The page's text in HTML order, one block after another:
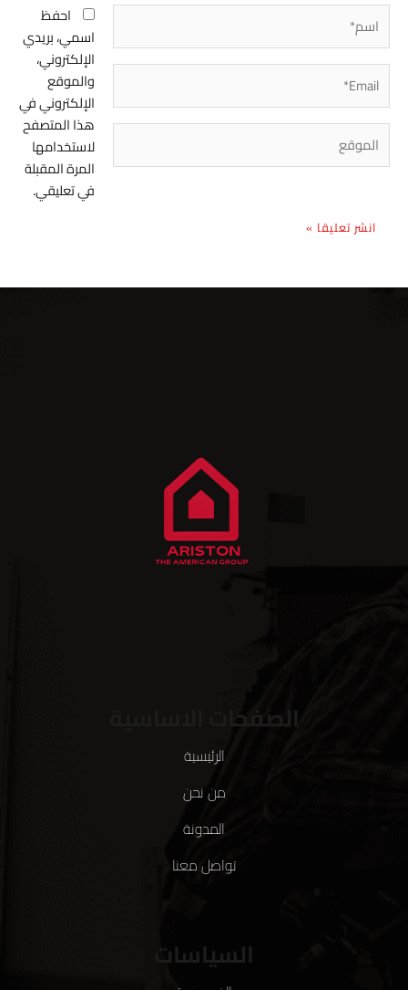
اسم*
احفظ
اسمي، بريدي
الإلكتروني،
والموقع
الإلكتروني في
هذا المتصفح
لاستخدامها
المرة المقبلة
في تعليقي.
الصفحات الاساسية
الرئيسية
من نحن
المدونة
تواصل معنا
السياسات